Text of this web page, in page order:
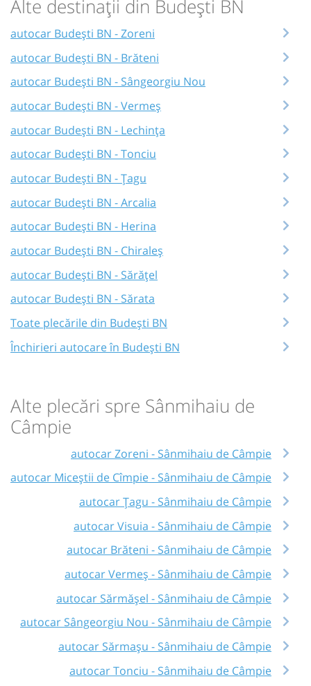
Alte destinații din Budești BN
autocar Budești BN - Zoreni
autocar Budești BN - Brăteni
autocar Budești BN - Sângeorgiu Nou
autocar Budești BN - Vermeș
autocar Budești BN - Lechința
autocar Budești BN - Tonciu
autocar Budești BN - Țagu
autocar Budești BN - Arcalia
autocar Budești BN - Herina
autocar Budești BN - Chiraleș
autocar Budești BN - Sărățel
autocar Budești BN - Sărata
Toate plecările din Budești BN
Închirieri autocare în Budești BN
Alte plecări spre Sânmihaiu de
Câmpie
autocar Zoreni - Sânmihaiu de Câmpie
autocar Miceștii de Cîmpie - Sânmihaiu de Câmpie
autocar Țagu - Sânmihaiu de Câmpie
autocar Visuia - Sânmihaiu de Câmpie
autocar Brăteni - Sânmihaiu de Câmpie
autocar Vermeș - Sânmihaiu de Câmpie
autocar Sărmășel - Sânmihaiu de Câmpie
autocar Sângeorgiu Nou - Sânmihaiu de Câmpie
autocar Sărmașu - Sânmihaiu de Câmpie
autocar Tonciu - Sânmihaiu de Câmpie